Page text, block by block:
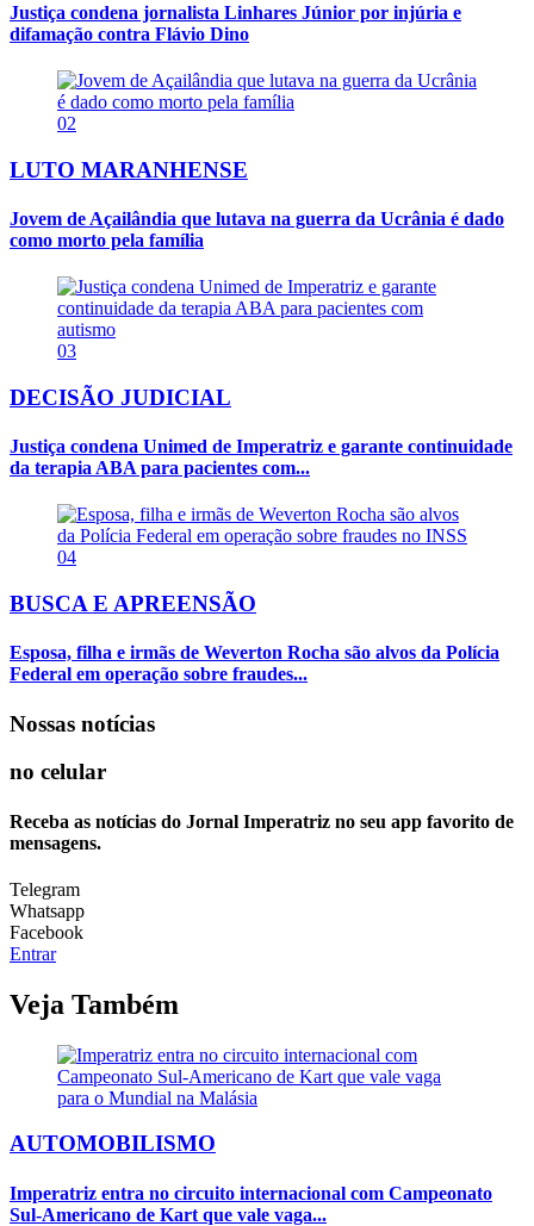
Justiça condena jornalista Linhares Júnior por injúria e
difamação contra Flávio Dino
02
LUTO MARANHENSE
Jovem de Açailândia que lutava na guerra da Ucrânia é dado
como morto pela família
03
DECISÃO JUDICIAL
Justiça condena Unimed de Imperatriz e garante continuidade
da terapia ABA para pacientes com...
04
BUSCA E APREENSÃO
Esposa, filha e irmãs de Weverton Rocha são alvos da Polícia
Federal em operação sobre fraudes...
Nossas notícias
no celular
Receba as notícias do Jornal Imperatriz no seu app favorito de
mensagens.
Telegram
Whatsapp
Facebook
Entrar
Veja Também
AUTOMOBILISMO
Imperatriz entra no circuito internacional com Campeonato
Sul-Americano de Kart que vale vaga...